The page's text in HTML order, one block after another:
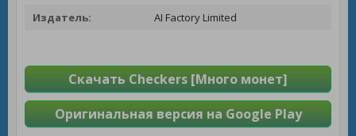
Издатель:
AI Factory Limited
Скачать Checkers [Много монет]
Оригинальная версия на Google Play